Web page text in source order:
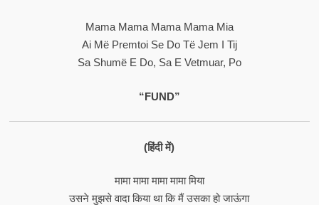
Mama Mama Mama Mama Mia
Ai Më Premtoi Se Do Të Jem I Tij
Sa Shumë E Do, Sa E Vetmuar, Po
“FUND”
(हिंदी में)
मामा मामा मामा मामा मिया
उसने मुझसे वादा किया था कि मैं उसका हो जाऊंगा